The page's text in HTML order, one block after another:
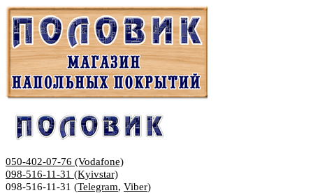
050-402-07-76 (Vodafone)
098-516-11-31 (Kyivstar)
098-516-11-31 (Telegram, Viber)